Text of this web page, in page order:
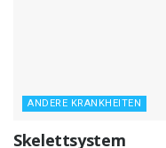
ANDERE KRANKHEITEN
Skelettsystem